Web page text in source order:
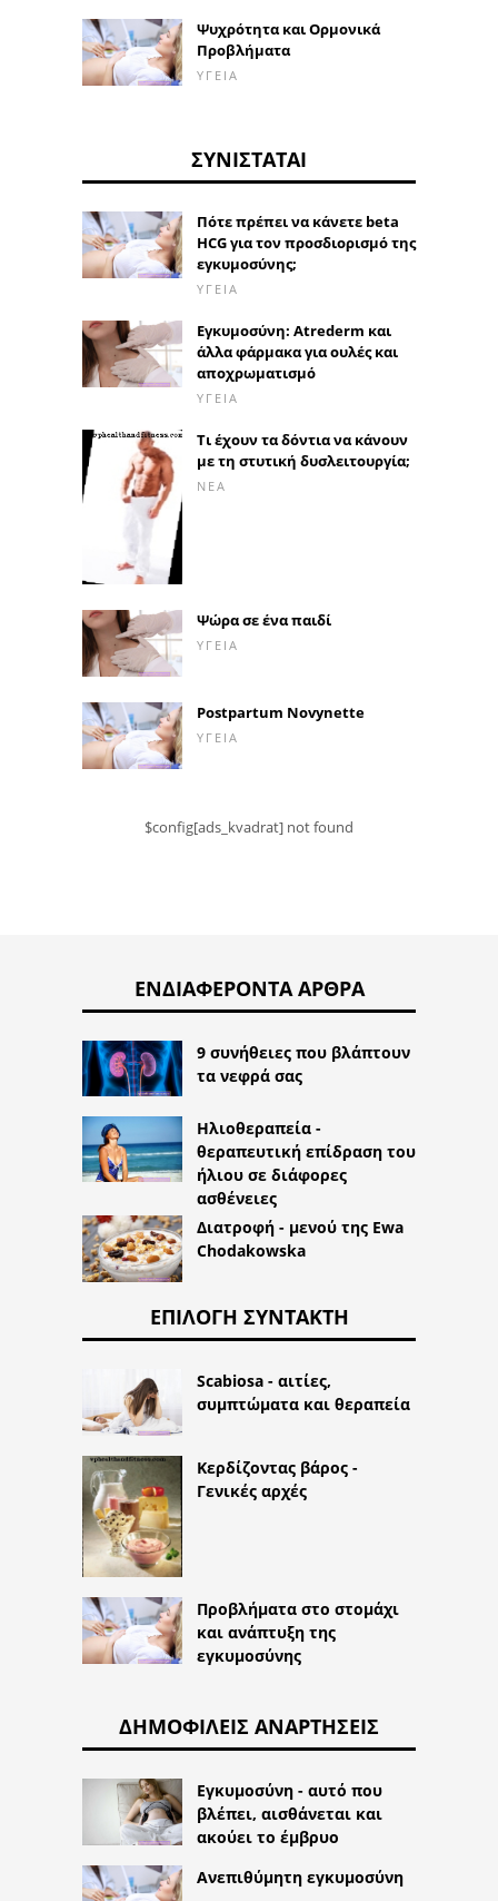
Ψυχρότητα και Ορμονικά
Προβλήματα
ΥΓΕΊΑ
ΣΥΝΙΣΤΆΤΑΙ
Πότε πρέπει να κάνετε beta
HCG για τον προσδιορισμό της
εγκυμοσύνης;
ΥΓΕΊΑ
Εγκυμοσύνη: Atrederm και
άλλα φάρμακα για ουλές και
αποχρωματισμό
ΥΓΕΊΑ
Τι έχουν τα δόντια να κάνουν
με τη στυτική δυσλειτουργία;
ΝΈΑ
Ψώρα σε ένα παιδί
ΥΓΕΊΑ
Postpartum Novynette
ΥΓΕΊΑ
$config[ads_kvadrat] not found
ΕΝΔΙΑΦΈΡΟΝΤΑ ΆΡΘΡΑ
9 συνήθειες που βλάπτουν
τα νεφρά σας
Ηλιοθεραπεία -
θεραπευτική επίδραση του
ήλιου σε διάφορες
ασθένειες
Διατροφή - μενού της Ewa
Chodakowska
ΕΠΙΛΟΓΉ ΣΥΝΤΆΚΤΗ
Scabiosa - αιτίες,
συμπτώματα και θεραπεία
Κερδίζοντας βάρος -
Γενικές αρχές
Προβλήματα στο στομάχι
και ανάπτυξη της
εγκυμοσύνης
ΔΗΜΟΦΙΛΕΊΣ ΑΝΑΡΤΉΣΕΙΣ
Εγκυμοσύνη - αυτό που
βλέπει, αισθάνεται και
ακούει το έμβρυο
Ανεπιθύμητη εγκυμοσύνη